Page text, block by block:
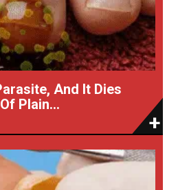
And It Dies
Plain...